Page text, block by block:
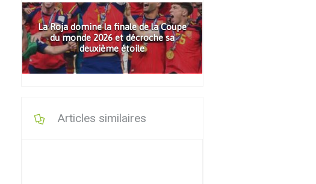
La Roja domine la finale de la Coupe
du monde 2026 et décroche sa
deuxième étoile
Articles similaires